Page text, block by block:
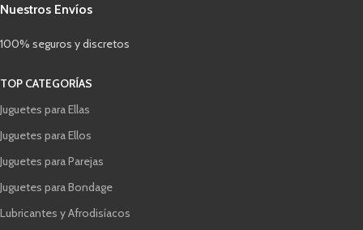
Nuestros Envíos
100% seguros y discretos
TOP CATEGORÍAS
Juguetes para Ellas
Juguetes para Ellos
Juguetes para Parejas
Juguetes para Bondage
Lubricantes y Afrodisíacos